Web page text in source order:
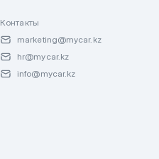
Контакты
marketing@mycar.kz
hr@mycar.kz
info@mycar.kz